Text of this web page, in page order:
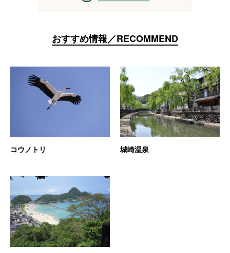
おすすめ情報／RECOMMEND
コウノトリ 城崎温泉